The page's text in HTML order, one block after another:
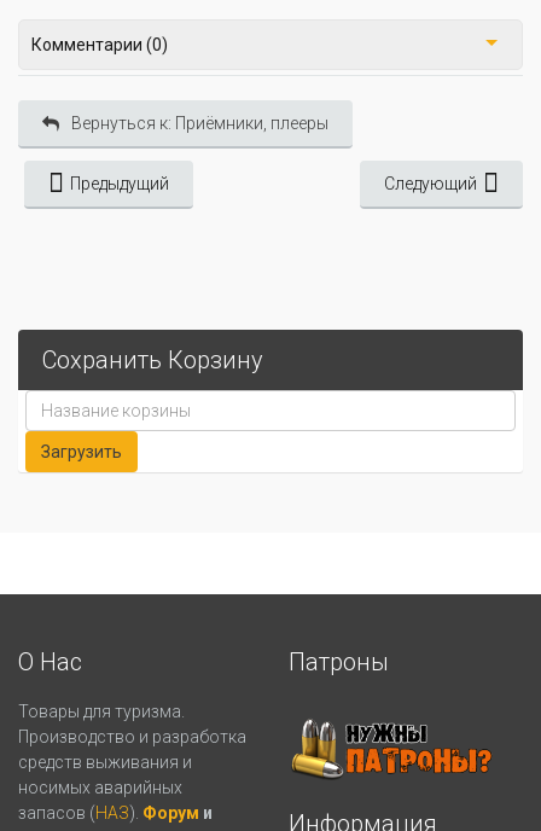
Комментарии (0)
Вернуться к: Приёмники, плееры
Предыдущий Следующий
Сохранить Корзину
О Нас
Товары для туризма.
Производство и разработка
средств выживания и
носимых аварийных
запасов (НАЗ). Форум и
Патроны
Информация